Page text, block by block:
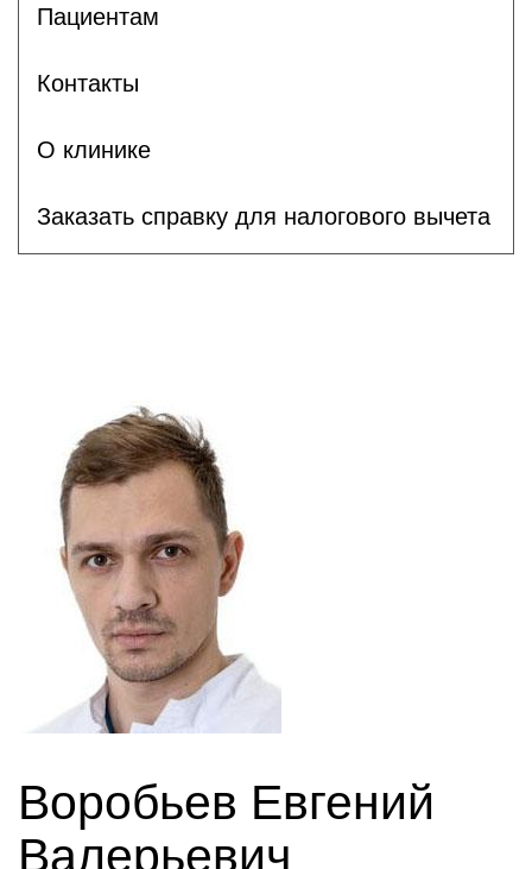
Пациентам
Контакты
О клинике
Заказать справку для налогового вычета
Воробьев Евгений
Валерьевич